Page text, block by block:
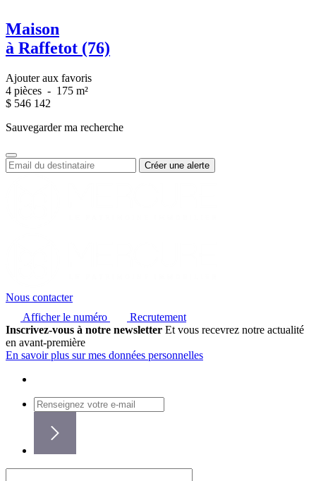
Maison
à Raffetot (76)
Ajouter aux favoris
4 pièces - 175 m²
$ 546 142
Sauvegarder ma recherche
Nous contacter
Afficher le numéro
Recrutement
Inscrivez-vous à notre newsletter Et vous recevrez notre actualité
en avant-première
En savoir plus sur mes données personnelles